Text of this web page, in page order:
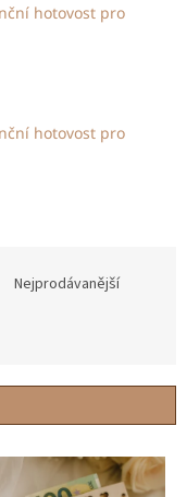
hotovost pro
hotovost pro
Nejprodávanější